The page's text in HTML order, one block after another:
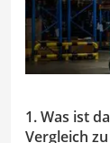
1. Was ist
Vergleich